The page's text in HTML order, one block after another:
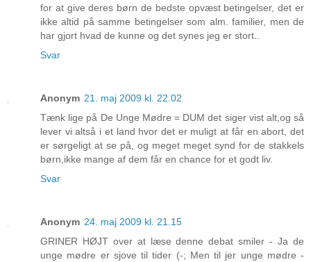
for at give deres børn de bedste opvæst betingelser, det er
ikke altid på samme betingelser som alm. familier, men de
har gjort hvad de kunne og det synes jeg er stort..
Svar
Anonym 21. maj 2009 kl. 22.02
Tænk lige på De Unge Mødre = DUM det siger vist alt,og så
lever vi altså i et land hvor det er muligt at får en abort, det
er sørgeligt at se på, og meget meget synd for de stakkels
børn,ikke mange af dem får en chance for et godt liv.
Svar
Anonym 24. maj 2009 kl. 21.15
GRINER HØJT over at læse denne debat smiler - Ja de
unge mødre er sjove til tider (-; Men til jer unge mødre -